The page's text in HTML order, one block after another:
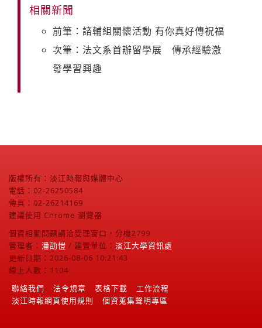
相關新聞
前筆：諮輔組關懷活動 有你真好傳祝福
次筆：法文系首辦留學展 傳承經驗激
發學習興趣
版權所有：淡江時報與媒體中心
電話：02-26250584
傳真：02-26214169
建議使用 Chrome 瀏覽器
個資相關問題請洽受理窗口，分機2799
管理者： 潘劭愷 / 建置單位： 淡江大學資訊處
更新日期：2026-08-06 10:21:43
線上人數：1104
聯絡我們
法令規章 表格下載
工作流程
淡江時報網頁使用規則
個資蒐集聲明專區